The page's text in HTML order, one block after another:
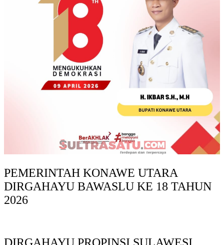
PEMERINTAH KONAWE UTARA
DIRGAHAYU BAWASLU KE 18 TAHUN
2026
DIRGAHAYU PROPINSI SULAWESI